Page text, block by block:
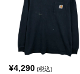
¥4,290 (税込)